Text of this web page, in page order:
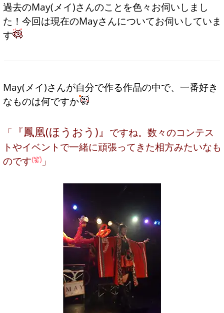
過去のMay(メイ)さんのことを色々お伺いしまし
た！今回は現在のMayさんについてお伺いしていま
す
May(メイ)さんが自分で作る作品の中で、一番好き
なものは何ですか
「 『鳳凰(ほうおう)』 ですね。数々のコンテス
トやイベントで一緒に頑張ってきた相方みたいなも
のです
」